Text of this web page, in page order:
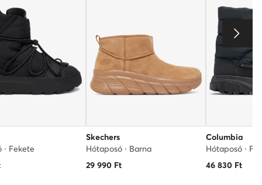
· Fekete
Skechers
Hótaposó · Barna
29 990Ft
Columbia
Hótaposó ·
46 830Ft